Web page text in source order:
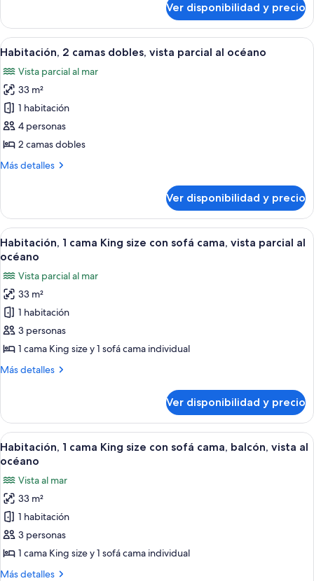
balcón,
frente
océano
junior,
cama
size,
balcón,
frente
al
océano
Ver disponibilidad y precio
Ver
todas
las
fotos
de
Habitación,
2
dobles,
al
océano
6
Habitación, 2 camas dobles, vista parcial al océano
Vista parcial al mar
33 m²
1 habitación
4 personas
2 camas dobles
Más detalles
Más
2
camas
dobles,
vista
al
océano
Ver disponibilidad y precio
Ver
todas
fotos
de
Habitación,
1
cama
King
sofá
cama,
vista
parcial
al
océano
1 habitación, ropa de cama de alta
9
Habitación, 1 cama King size con sofá cama, vista parcial al
océano
Vista parcial al mar
33 m²
1 habitación
3 personas
1 cama King size y 1 sofá cama individual
Más detalles
Más
1
cama
King
size
sofá
cama,
vista
parcial
al
Ver disponibilidad y precio
Ver
todas
fotos
de
Habitación,
1
cama
King
Una habitación de hotel moderna
13
Habitación, 1 cama King size con sofá cama, balcón, vista al
océano
Vista al mar
33 m²
1 habitación
3 personas
1 cama King size y 1 sofá cama individual
Más detalles
Más